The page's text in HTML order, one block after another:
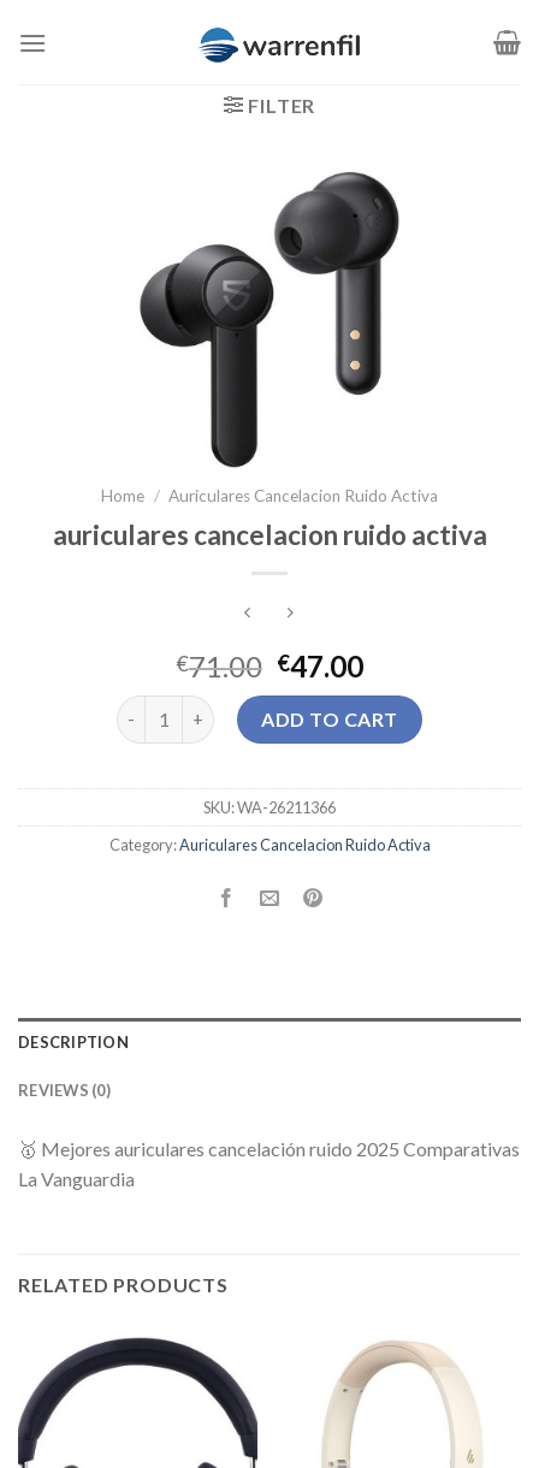
FILTER
Home / Auriculares Cancelacion Ruido Activa
auriculares cancelacion ruido activa
€71.00 €47.00
auriculares cancelacion ruido activa quantity
ADD TO CART
SKU:WA-26211366
Category:Auriculares Cancelacion Ruido Activa
DESCRIPTION
REVIEWS (0)
🥇 Mejores auriculares cancelación ruido 2025 Comparativas
La Vanguardia
RELATED PRODUCTS